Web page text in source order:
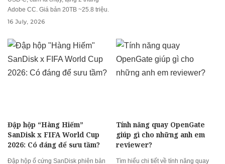
Adobe CC. Giá bản 20TB ~25.8 triệu.
16 July, 2026
Đập hộp “Hàng Hiếm”
SanDisk x FIFA World Cup
2026: Có đáng để sưu tầm?
Đập hộp ổ cứng SanDisk phiên bản
Tính năng quay OpenGate
giúp gì cho những anh em
reviewer?
Tìm hiểu chi tiết về tính năng quay